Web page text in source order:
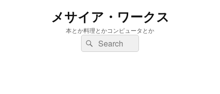
メサイア・ワークス
本とか料理とかコンピュータとか
検
索:
検
索